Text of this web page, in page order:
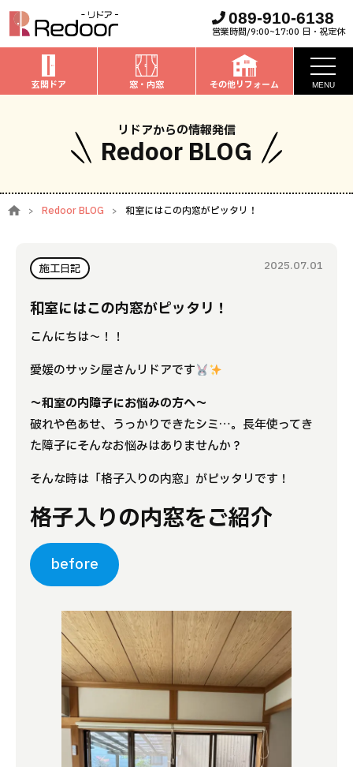
089-910-6138
営業時間/9:00~17:00 日・祝定休
玄関ドア 窓・内窓 その他リフォーム MENU
私たちについて
取扱商品
玄関ドアのリフォーム
お家全般のリフォーム
施工事例
お客様の声
ブログ
補助金事業
リドアからの情報発信
Redoor BLOG
Redoor BLOG 和室にはこの内窓がピッタリ！
施工日記 2025.07.01
和室にはこの内窓がピッタリ！
こんにちは～！！
愛媛のサッシ屋さんリドアです
～和室の内障子にお悩みの方へ～
破れや色あせ、うっかりできたシミ…。長年使ってき
た障子にそんなお悩みはありませんか？
そんな時は「格子入りの内窓」がピッタリです！
格子入りの内窓をご紹介
before